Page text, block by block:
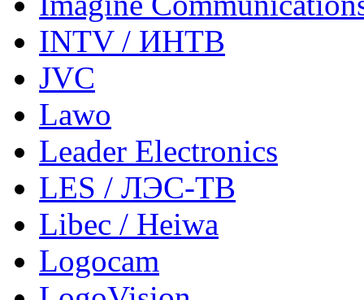
INTV / ИНТВ
JVC
Lawo
Leader Electronics
LES / ЛЭС-ТВ
Libec / Heiwa
Logocam